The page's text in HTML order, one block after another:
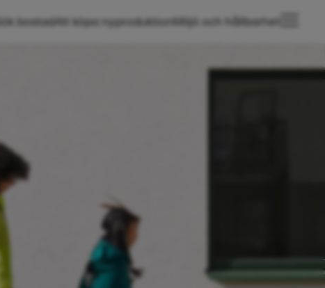
Sök bostadAtt köpa nyproduktionMiljö och hållbarhet